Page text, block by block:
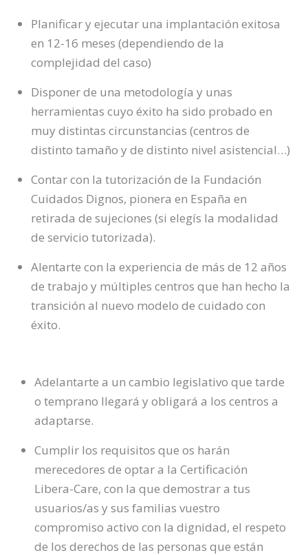
Planificar y ejecutar una implantación exitosa
en 12-16 meses (dependiendo de la
complejidad del caso)
Disponer de una metodología y unas
herramientas cuyo éxito ha sido probado en
muy distintas circunstancias (centros de
distinto tamaño y de distinto nivel asistencial…)
Contar con la tutorización de la Fundación
Cuidados Dignos, pionera en España en
retirada de sujeciones (si elegís la modalidad
de servicio tutorizada).
Alentarte con la experiencia de más de 12 años
de trabajo y múltiples centros que han hecho la
transición al nuevo modelo de cuidado con
éxito.
Adelantarte a un cambio legislativo que tarde
o temprano llegará y obligará a los centros a
adaptarse.
Cumplir los requisitos que os harán
merecedores de optar a la Certificación
Libera-Care, con la que demostrar a tus
usuarios/as y sus familias vuestro
compromiso activo con la dignidad, el respeto
de los derechos de las personas que están